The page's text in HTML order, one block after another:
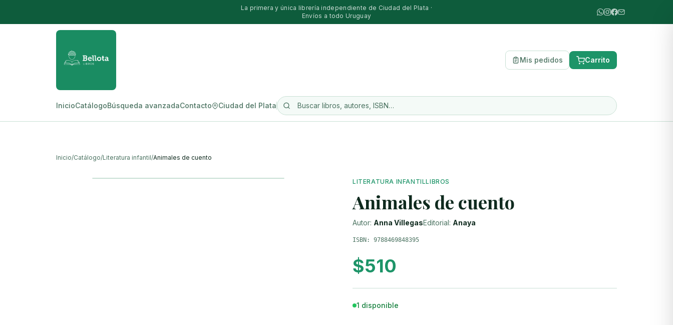
La primera y única librería independiente de Ciudad del Plata ·
Envíos a todo Uruguay
Mis pedidos Carrito
InicioCatálogoBúsqueda avanzadaContacto Ciudad del Plata
Inicio/Catálogo/Literatura infantil/Animales de cuento
LITERATURA INFANTILLIBROS
Animales de cuento
Autor: Anna VillegasEditorial: Anaya
ISBN: 9788469848395
$510
1 disponible